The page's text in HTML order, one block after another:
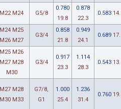
M22 M24 G5/8
0.780
19.8
0.878
22.3
0.583
M24 M25
M26 M27
G3/4
0.858
21.8
0.949
24.1
0.689
M25 M26
M27 M28
M30
G3/4
0.917
23.3
1.114
28.3
0.543
M27 M28
M30 M33
G7/8,
G1
1.000
25.4
1.236
31.4
0.760